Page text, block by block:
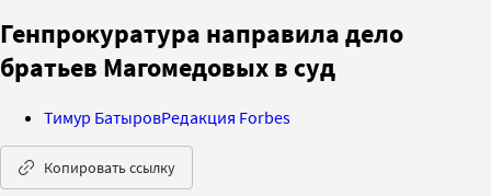
Генпрокуратура направила дело
братьев Магомедовых в суд
Тимур БатыровРедакция Forbes
Копировать ссылку